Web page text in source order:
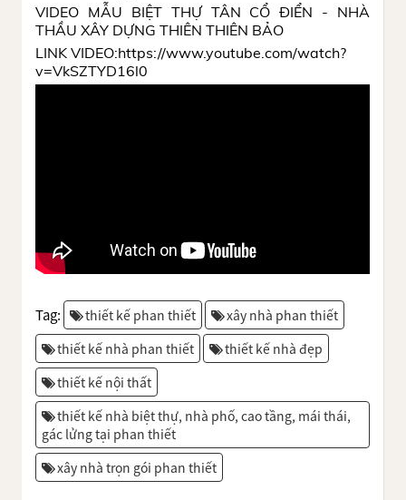
VIDEO MẪU BIỆT THỰ TÂN CỔ ĐIỂN - NHÀ
THẦU XÂY DỰNG THIÊN THIÊN BẢO
LINK VIDEO:https://www.youtube.com/watch?
v=VkSZTYD16l0
Tag: thiết kế phan thiết
xây nhà phan thiết
thiết kế nhà phan thiết
thiết kế nhà đẹp
thiết kế nội thất
thiết kế nhà biệt thự, nhà phố, cao tầng, mái thái,
gác lửng tại phan thiết
xây nhà trọn gói phan thiết